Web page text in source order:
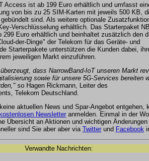
Access ist ab 199 Euro erhältlich und umfasst
von bis zu 25 SIM-Karten mit jeweils 500 KB,
sind. Als weitere optionale
Verschlüsselung erhältlich. Das Starterpaket
299 Euro erhältlich und beinhaltet zusätzlich den
der-Dinge" der Telekom für das Geräte- und
Starterpakete unterstützen die Kunden dabei,
jeweiligen Markt einzuführen.
dass NarrowBand-IoT unseren Markt
sowie für unsere 5G-Services bereiten
so Hagen Rickmann, Leiter des
Telekom Deutschland.
aktuellen News und Spar-Angebot entgehen,
Newsletter anmelden. Einmal in der
Übersicht an Aktionen und wichtigen
sind Sie aber aber via Twitter und Facebook
Verwandte Nachrichten: